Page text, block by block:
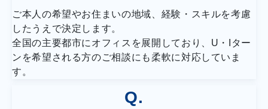
ご本人の希望やお住まいの地域、経験・スキルを考慮
したうえで決定します。
全国の主要都市にオフィスを展開しており、U・Iター
ンを希望される方のご相談にも柔軟に対応していま
す。
Q.